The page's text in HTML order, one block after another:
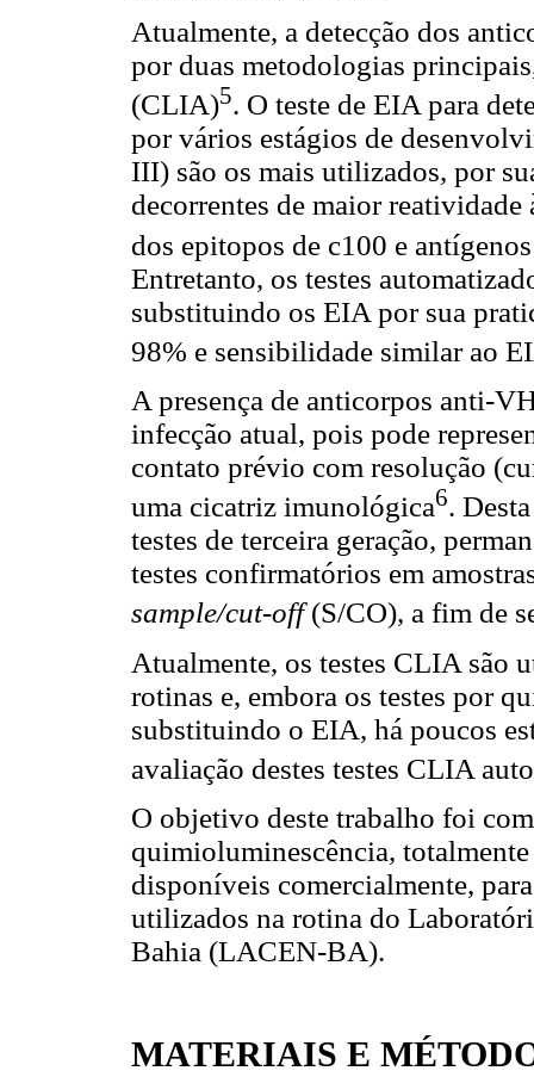
Atualmente, a detecção dos
por duas metodologias
(CLIA)5. O teste de EIA para
por vários estágios de
III) são os mais utilizados, por
decorrentes de maior
dos epitopos de c100 e
Entretanto, os testes
substituindo os EIA por sua
98% e sensibilidade similar ao
A presença de anticorpos anti-
infecção atual, pois pode
contato prévio com resolução
uma cicatriz imunológica6.
testes de terceira geração,
testes confirmatórios em
sample/cut-off(S/CO), a fim de
Atualmente, os testes CLIA são
rotinas e, embora os testes por
substituindo o EIA, há poucos
avaliação destes testes CLIA
O objetivo deste trabalho foi
quimioluminescência,
disponíveis comercialmente,
utilizados na rotina do
Bahia (LACEN-BA).
MATERIAIS E